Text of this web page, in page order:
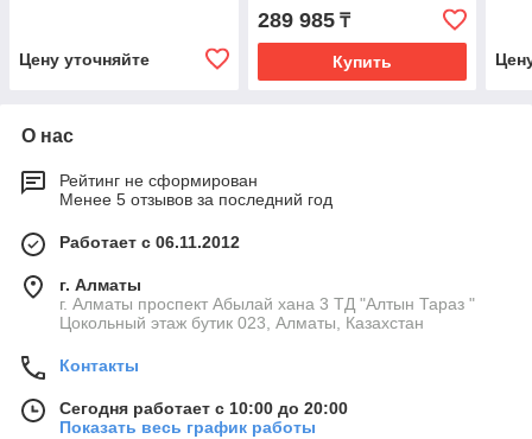
Цену уточняйте
289 985₸
Купить
О нас
Рейтинг не сформирован
Менее 5 отзывов за последний год
Работает с 06.11.2012
г. Алматы
г. Алматы проспект Абылай хана 3 ТД "Алтын Тараз "
Цокольный этаж бутик 023, Алматы, Казахстан
Контакты
Сегодня работает с 10:00 до 20:00
Показать весь график работы